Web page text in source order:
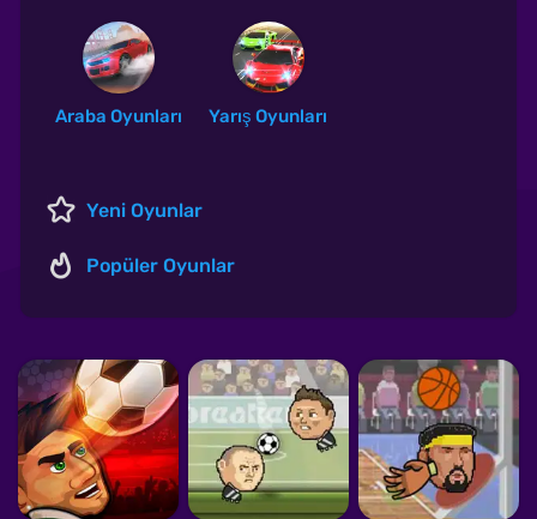
Araba Oyunları Yarış Oyunları
Yeni Oyunlar
Popüler Oyunlar